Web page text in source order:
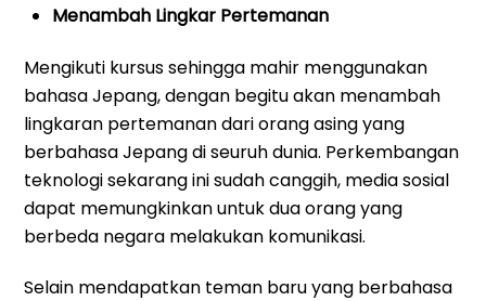
Menambah Lingkar Pertemanan
Mengikuti kursus sehingga mahir menggunakan
bahasa Jepang, dengan begitu akan menambah
lingkaran pertemanan dari orang asing yang
berbahasa Jepang di seuruh dunia. Perkembangan
teknologi sekarang ini sudah canggih, media sosial
dapat memungkinkan untuk dua orang yang
berbeda negara melakukan komunikasi.
Selain mendapatkan teman baru yang berbahasa